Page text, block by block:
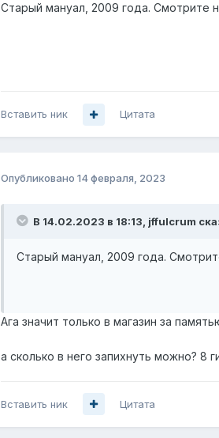
Старый мануал, 2009 года. Смотрите
Вставить ник Цитата
Опубликовано 14 февраля, 2023
В 14.02.2023 в 18:13, jffulcrum
Старый мануал, 2009 года.
Ага значит только в магазин за
а сколько в него запихнуть можно? 8
Вставить ник Цитата